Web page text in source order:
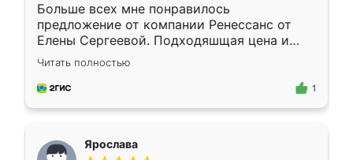
Больше всех мне понравилось
предложение от компании Ренессанс от
Елены Сергеевой. Подходяшщая цена и
короткие сроки изготовления. Приехавший
для замера сотрудник Владислав
предложил по моему эскизу самый
Читать полностью
1
Ярослава